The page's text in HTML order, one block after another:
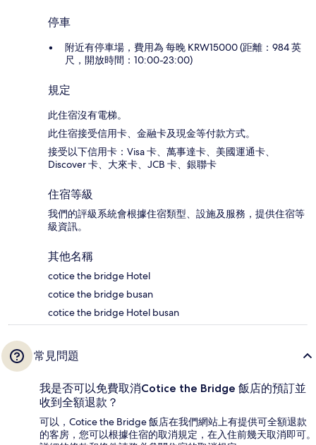
停車
附近有停車場，費用為 每晚 KRW15000 (距離：984 英
尺，開放時間：10:00-23:00)
規定
此住宿沒有電梯。
此住宿接受信用卡、金融卡及現金等付款方式。
接受以下信用卡：Visa 卡、萬事達卡、美國運通卡、
Discover 卡、大來卡、JCB 卡、銀聯卡
住宿等級
我們的評級系統會根據住宿類型、設施及服務，提供住宿等
級資訊。
其他名稱
cotice the bridge Hotel
cotice the bridge busan
cotice the bridge Hotel busan
常見問題
我是否可以免費取消Cotice the Bridge 飯店的預訂並
收到全額退款？
可以，Cotice the Bridge 飯店在我們網站上有提供可全額退款
的客房，您可以根據住宿的取消規定，在入住前幾天取消即可。